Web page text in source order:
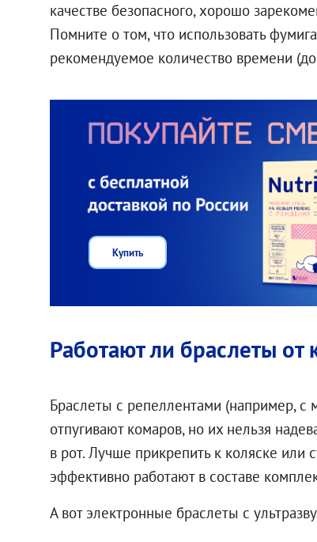
качестве безопасного, хорошо
Помните о том, что использовать
рекомендуемое количество времени
Купить
Работают ли браслеты от
Браслеты с репеллентами (например, с
отпугивают комаров, но их нельзя
в рот. Лучше прикрепить к коляске или
эффективно работают в составе
А вот электронные браслеты с